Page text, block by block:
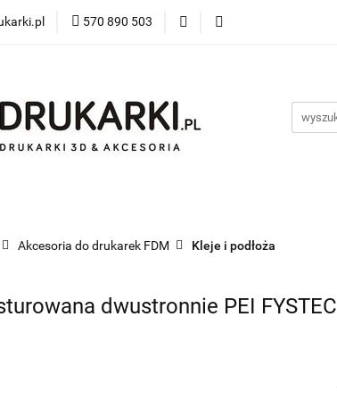
570 890 503
Blog Bestsellery
Akcesoria do drukarek FDM Kleje i podłoża
dwustronnie PEI FYSTEC